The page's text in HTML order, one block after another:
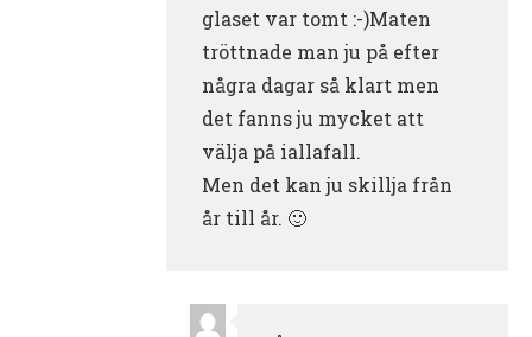
glaset var tomt :-)Maten
tröttnade man ju på efter
några dagar så klart men
det fanns ju mycket att
välja på iallafall.
Men det kan ju skillja från
år till år. 🙂